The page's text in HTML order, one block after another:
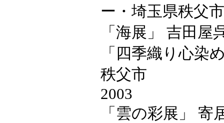
ー・埼玉県秩父市
「海展」 吉田屋
「四季織り心染
秩父市
2003
「雲の彩展」